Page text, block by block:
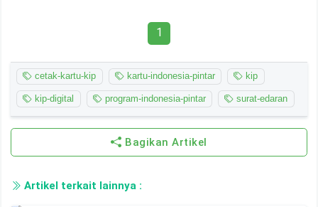
1
cetak-kartu-kip kartu-indonesia-pintar kip
kip-digital program-indonesia-pintar surat-edaran
Bagikan Artikel
Artikel terkait lainnya :